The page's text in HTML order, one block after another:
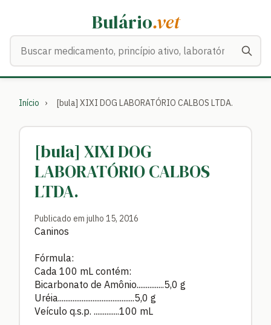
Bulário.vet
Início › [bula] XIXI DOG LABORATÓRIO CALBOS LTDA.
[bula] XIXI DOG
LABORATÓRIO CALBOS
LTDA.
Publicado em julho 15, 2016
Caninos
Fórmula:
Cada 100 mL contém:
Bicarbonato de Amônio...............5,0 g
Uréia..........................................5,0 g
Veículo q.s.p. ..............100 mL